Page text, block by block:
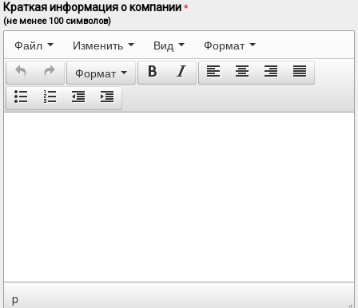
Краткая информация о компании*
(не менее 100 символов)
Файл Изменить Вид
Формат
Формат
p